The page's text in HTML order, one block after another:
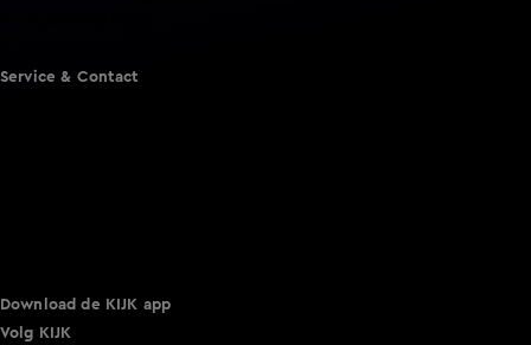
Service & Contact
Download de KIJK app
Volg KIJK